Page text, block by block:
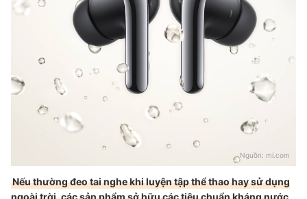
Nguồn: mi.com
Nếu thường đeo tai nghe khi luyện tập thể thao hay sử dụng
ngoài trời, các sản phẩm sở hữu các tiêu chuẩn kháng nước